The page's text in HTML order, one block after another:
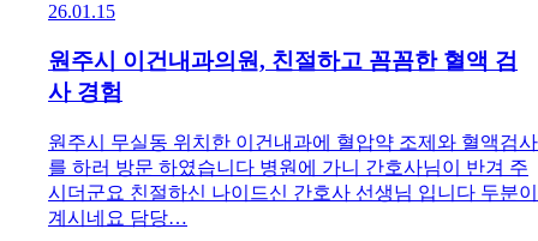
26.01.15
원주시 이건내과의원, 친절하고 꼼꼼한 혈액 검
사 경험
원주시 무실동 위치한 이건내과에 혈압약 조제와 혈액검사
를 하러 방문 하였습니다 병원에 가니 간호사님이 반겨 주
시더군요 친절하신 나이드신 간호사 선생님 입니다 두분이
계시네요 담당…